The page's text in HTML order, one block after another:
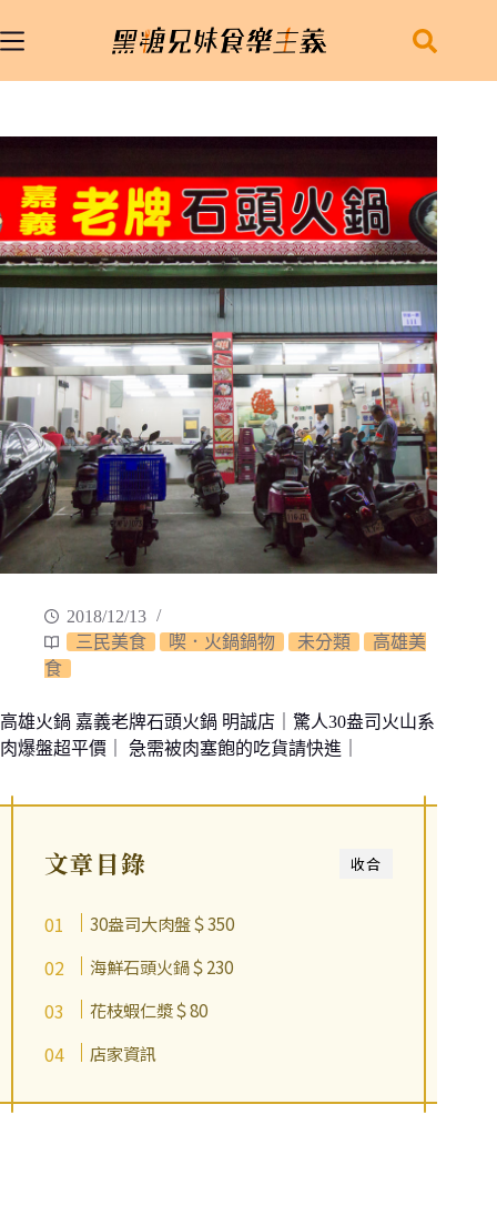
至
2018/12/13
三民美食
喫．火鍋鍋物 未分類
高雄美
食
高雄火鍋 嘉義老牌石頭火鍋 明誠店｜驚人30盎司火山系
肉爆盤超平價｜ 急需被肉塞飽的吃貨請快進｜
收合
文章目錄
30盎司大肉盤＄350
海鮮石頭火鍋＄230
花枝蝦仁漿＄80
店家資訊